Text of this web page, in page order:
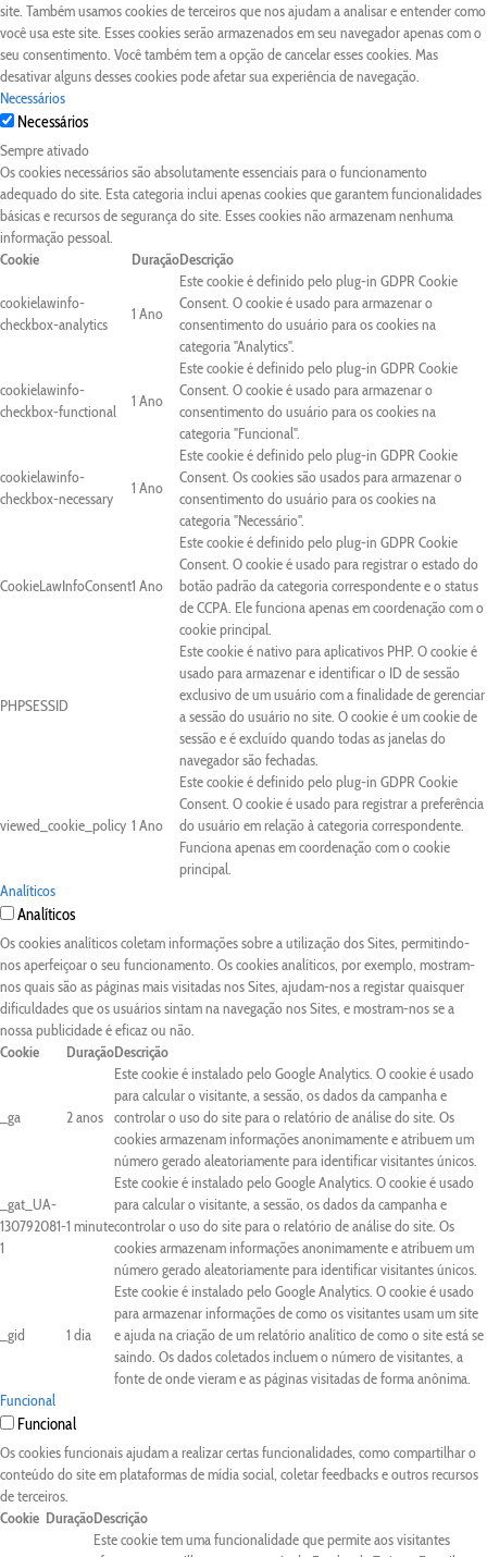
site. Também usamos cookies de terceiros que nos ajudam a analisar e entender como
você usa este site. Esses cookies serão armazenados em seu navegador apenas com o
seu consentimento. Você também tem a opção de cancelar esses cookies. Mas
desativar alguns desses cookies pode afetar sua experiência de navegação.
Necessários
Necessários
Sempre ativado
Os cookies necessários são absolutamente essenciais para o funcionamento
adequado do site. Esta categoria inclui apenas cookies que garantem funcionalidades
básicas e recursos de segurança do site. Esses cookies não armazenam nenhuma
informação pessoal.
Cookie
DuraçãoDescrição
cookielawinfo-
checkbox-analytics
1 Ano
Este cookie é definido pelo plug-in GDPR Cookie
Consent. O cookie é usado para armazenar o
consentimento do usuário para os cookies na
categoria "Analytics".
cookielawinfo-
checkbox-functional
1 Ano
Este cookie é definido pelo plug-in GDPR Cookie
Consent. O cookie é usado para armazenar o
consentimento do usuário para os cookies na
categoria "Funcional".
cookielawinfo-
checkbox-necessary
1 Ano
Este cookie é definido pelo plug-in GDPR Cookie
Consent. Os cookies são usados para armazenar o
consentimento do usuário para os cookies na
categoria "Necessário".
CookieLawInfoConsent1 Ano
Este cookie é definido pelo plug-in GDPR Cookie
Consent. O cookie é usado para registrar o estado do
botão padrão da categoria correspondente e o status
de CCPA. Ele funciona apenas em coordenação com o
cookie principal.
PHPSESSID
Este cookie é nativo para aplicativos PHP. O cookie é
usado para armazenar e identificar o ID de sessão
exclusivo de um usuário com a finalidade de gerenciar
a sessão do usuário no site. O cookie é um cookie de
sessão e é excluído quando todas as janelas do
navegador são fechadas.
viewed_cookie_policy 1 Ano
Este cookie é definido pelo plug-in GDPR Cookie
Consent. O cookie é usado para registrar a preferência
do usuário em relação à categoria correspondente.
Funciona apenas em coordenação com o cookie
principal.
Analíticos
Analíticos
Os cookies analíticos coletam informações sobre a utilização dos Sites, permitindo-
nos aperfeiçoar o seu funcionamento. Os cookies analíticos, por exemplo, mostram-
nos quais são as páginas mais visitadas nos Sites, ajudam-nos a registar quaisquer
dificuldades que os usuários sintam na navegação nos Sites, e mostram-nos se a
nossa publicidade é eficaz ou não.
Cookie
DuraçãoDescrição
_ga 2 anos
Este cookie é instalado pelo Google Analytics. O cookie é usado
para calcular o visitante, a sessão, os dados da campanha e
controlar o uso do site para o relatório de análise do site. Os
cookies armazenam informações anonimamente e atribuem um
número gerado aleatoriamente para identificar visitantes únicos.
_gat_UA-
130792081-
1
1 minute
Este cookie é instalado pelo Google Analytics. O cookie é usado
para calcular o visitante, a sessão, os dados da campanha e
controlar o uso do site para o relatório de análise do site. Os
cookies armazenam informações anonimamente e atribuem um
número gerado aleatoriamente para identificar visitantes únicos.
_gid 1 dia
Este cookie é instalado pelo Google Analytics. O cookie é usado
para armazenar informações de como os visitantes usam um site
e ajuda na criação de um relatório analítico de como o site está se
saindo. Os dados coletados incluem o número de visitantes, a
fonte de onde vieram e as páginas visitadas de forma anônima.
Funcional
Funcional
Os cookies funcionais ajudam a realizar certas funcionalidades, como compartilhar o
conteúdo do site em plataformas de mídia social, coletar feedbacks e outros recursos
de terceiros.
Cookie DuraçãoDescrição
Este cookie tem uma funcionalidade que permite aos visitantes